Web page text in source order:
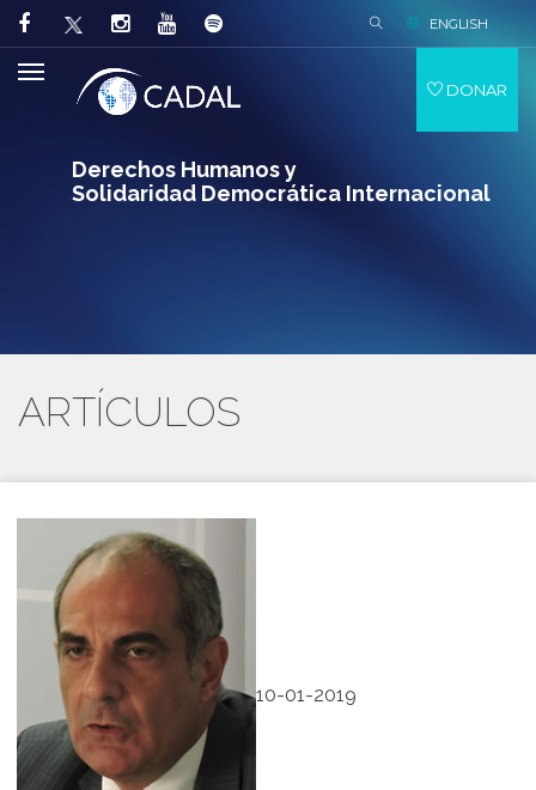
Derechos Humanos y
Solidaridad Democrática Internacional
ENGLISH
DONAR
ARTÍCULOS
10-01-2019